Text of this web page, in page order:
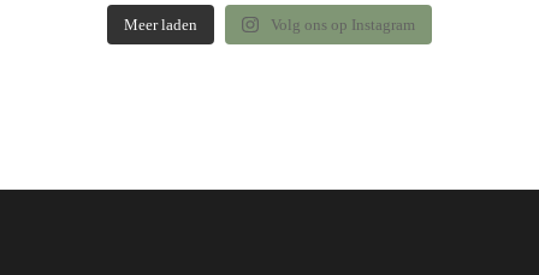
Meer laden Volg ons op Instagram